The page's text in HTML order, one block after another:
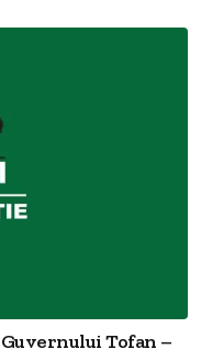
Tofan –